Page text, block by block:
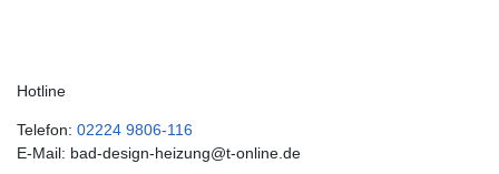
Hotline
Telefon: 02224 9806-116
E-Mail: bad-design-heizung@t-online.de